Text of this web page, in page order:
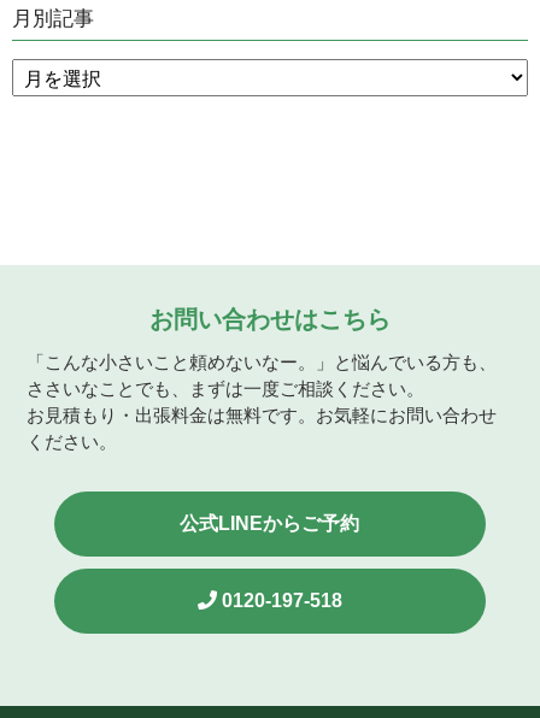
月別記事
お問い合わせはこちら
「こんな小さいこと頼めないなー。」と悩んでいる方も、
ささいなことでも、まずは一度ご相談ください。
お見積もり・出張料金は無料です。お気軽にお問い合わせ
ください。
公式LINEからご予約
0120-197-518